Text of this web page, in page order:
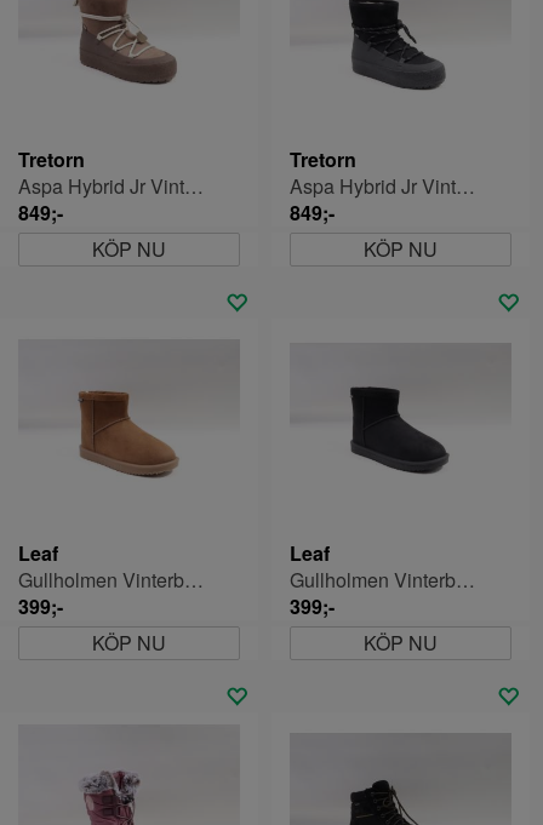
Tretorn
Aspa Hybrid Jr Vinterskor Barn
849;-
KÖP NU
Tretorn
Aspa Hybrid Jr Vinterskor Barn
849;-
KÖP NU
Leaf
Gullholmen Vinterboots Jr
399;-
KÖP NU
Leaf
Gullholmen Vinterboots Jr
399;-
KÖP NU